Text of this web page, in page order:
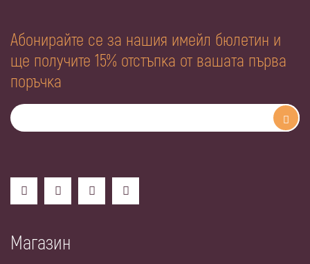
Абонирайте се за нашия имейл бюлетин и
ще получите 15% отстъпка от вашата първа
поръчка
Магазин